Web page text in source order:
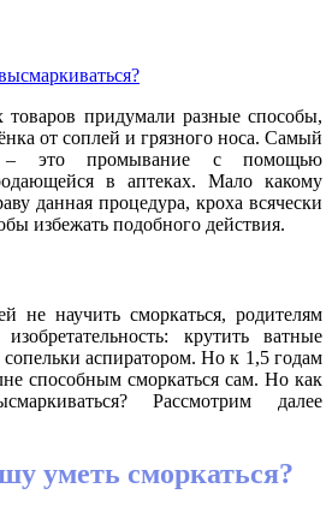
товаров придумали разные способы,
от соплей и грязного носа. Самый
– это промывание с помощью
в аптеках. Мало какому
данная процедура, кроха всячески
избежать подобного действия.
не научить сморкаться, родителям
крутить ватные
аспиратором. Но к 1,5 годам
способным сморкаться сам. Но как
Рассмотрим далее
уметь сморкаться?